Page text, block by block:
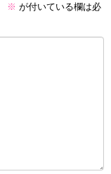
※ が付いている欄は必